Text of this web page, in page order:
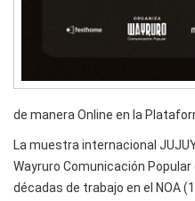
de manera Online en la
La muestra internacional
Wayruro Comunicación
décadas de trabajo en el NOA